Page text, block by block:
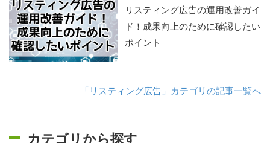
リスティング広告の運用改善ガイ
ド！成果向上のために確認したい
ポイント
「リスティング広告」カテゴリの記事一覧へ
カテゴリから探す